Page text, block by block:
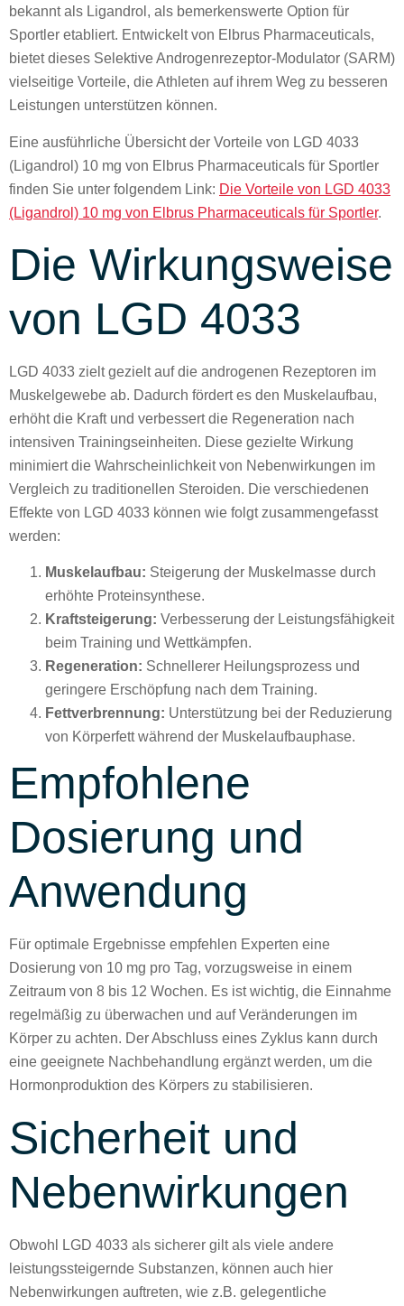
bekannt als Ligandrol, als bemerkenswerte Option für
Sportler etabliert. Entwickelt von Elbrus Pharmaceuticals,
bietet dieses Selektive Androgenrezeptor-Modulator (SARM)
vielseitige Vorteile, die Athleten auf ihrem Weg zu besseren
Leistungen unterstützen können.
Eine ausführliche Übersicht der Vorteile von LGD 4033
(Ligandrol) 10 mg von Elbrus Pharmaceuticals für Sportler
finden Sie unter folgendem Link: Die Vorteile von LGD 4033
(Ligandrol) 10 mg von Elbrus Pharmaceuticals für Sportler.
Die Wirkungsweise
von LGD 4033
LGD 4033 zielt gezielt auf die androgenen Rezeptoren im
Muskelgewebe ab. Dadurch fördert es den Muskelaufbau,
erhöht die Kraft und verbessert die Regeneration nach
intensiven Trainingseinheiten. Diese gezielte Wirkung
minimiert die Wahrscheinlichkeit von Nebenwirkungen im
Vergleich zu traditionellen Steroiden. Die verschiedenen
Effekte von LGD 4033 können wie folgt zusammengefasst
werden:
Muskelaufbau: Steigerung der Muskelmasse durch
erhöhte Proteinsynthese.
Kraftsteigerung: Verbesserung der Leistungsfähigkeit
beim Training und Wettkämpfen.
Regeneration: Schnellerer Heilungsprozess und
geringere Erschöpfung nach dem Training.
Fettverbrennung: Unterstützung bei der Reduzierung
von Körperfett während der Muskelaufbauphase.
Empfohlene
Dosierung und
Anwendung
Für optimale Ergebnisse empfehlen Experten eine
Dosierung von 10 mg pro Tag, vorzugsweise in einem
Zeitraum von 8 bis 12 Wochen. Es ist wichtig, die Einnahme
regelmäßig zu überwachen und auf Veränderungen im
Körper zu achten. Der Abschluss eines Zyklus kann durch
eine geeignete Nachbehandlung ergänzt werden, um die
Hormonproduktion des Körpers zu stabilisieren.
Sicherheit und
Nebenwirkungen
Obwohl LGD 4033 als sicherer gilt als viele andere
leistungssteigernde Substanzen, können auch hier
Nebenwirkungen auftreten, wie z.B. gelegentliche